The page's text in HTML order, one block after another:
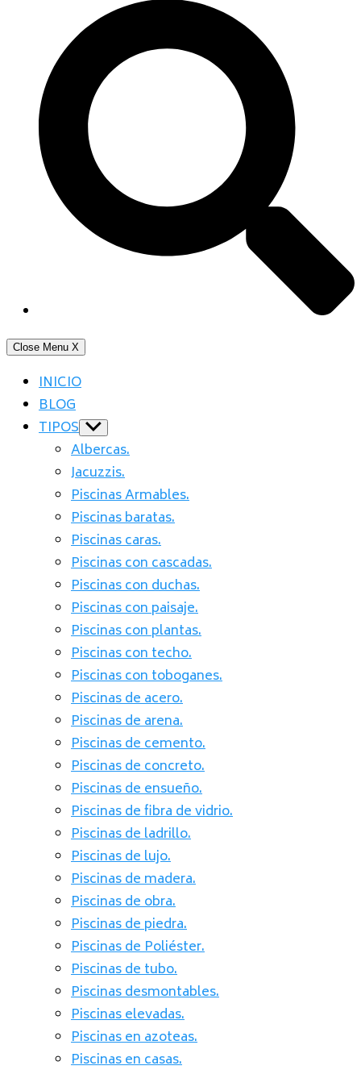
Close Menu X
INICIO
BLOG
TIPOS Show
sub
menu
Albercas.
Jacuzzis.
Piscinas Armables.
Piscinas baratas.
Piscinas caras.
Piscinas con cascadas.
Piscinas con duchas.
Piscinas con paisaje.
Piscinas con plantas.
Piscinas con techo.
Piscinas con toboganes.
Piscinas de acero.
Piscinas de arena.
Piscinas de cemento.
Piscinas de concreto.
Piscinas de ensueño.
Piscinas de fibra de vidrio.
Piscinas de ladrillo.
Piscinas de lujo.
Piscinas de madera.
Piscinas de obra.
Piscinas de piedra.
Piscinas de Poliéster.
Piscinas de tubo.
Piscinas desmontables.
Piscinas elevadas.
Piscinas en azoteas.
Piscinas en casas.